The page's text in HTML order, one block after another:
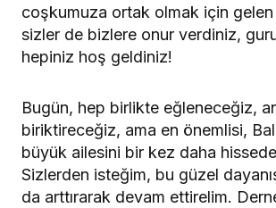
coşkumuza ortak olmak için
sizler de bizlere onur verdiniz,
hepiniz hoş geldiniz!
Bugün, hep birlikte eğleneceğiz,
biriktireceğiz, ama en önemlisi,
büyük ailesini bir kez daha
Sizlerden isteğim, bu güzel
da arttırarak devam ettirelim.